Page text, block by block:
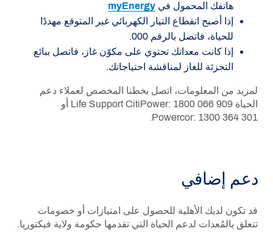
هاتفك المحمول في myEnergy
إذا أصبح انقطاع التيار الكهربائي غير المتوقع مهددًا
للحياة، فاتصل بالرقم 000.
إذا كانت معداتك تحتوي على مكوّن غاز، فاتصل ببائع
التجزئة للغاز لمناقشة احتياجاتك.
لمزيد من المعلومات، اتصل بخطنا المخصص لعملاء دعم
الحياة Life Support CitiPower: 1800 066 909 أو
Powercor: 1300 364 301.
دعم إضافي
قد تكون لديك الأهلية للحصول على امتيازات أو خصومات
تتعلق بالمُعدات لدعم الحياة التي تقدمها حكومة ولاية فيكتوريا.